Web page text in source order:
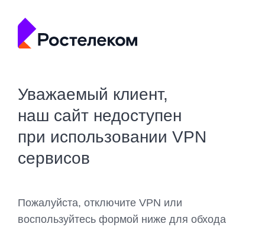
Уважаемый клиент,
наш сайт недоступен
при использовании VPN
сервисов
Пожалуйста, отключите VPN или
воспользуйтесь формой ниже для обхода